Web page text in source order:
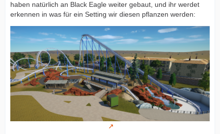
haben natürlich an Black Eagle weiter gebaut, und ihr werdet
erkennen in was für ein Setting wir diesen pflanzen werden: